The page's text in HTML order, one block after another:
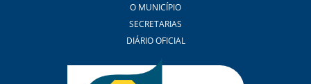
O MUNICÍPIO
SECRETARIAS
DIÁRIO OFICIAL